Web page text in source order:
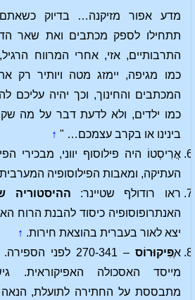
מדע אפור מזיקנה… בדיוק כשאתם
תתחילו לספק מכתבים ואת שאר
התרבותיים, אזי, אחרי המרווח
כמו מגיפה, יימזג מטה ויותיר רק
המכתבים והחינוך, וכך יהיה עליכם
כמו ילדים, ולא לדעת דבר על מה
בינינו או בקרב עצמכם… " ↑
אֲרִיסְטוֹ היה פילוסוף יווני, מבכירי
העתיקה, ומאבות הפילוסופיה
ראו רודולף שטיינר: ההיסטוריה
יצא לאור בעברית בהוצאת חירות. ↑
אֶפִּיקוּרוֹס
– 270-341 לפני
מייסד האסכולה האפיקוראית.
מתבססת על החתירה לתועלת,